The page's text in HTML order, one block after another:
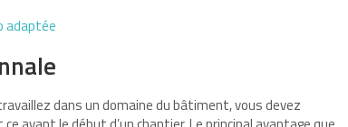
adaptée
dans un domaine du bâtiment, vous devez